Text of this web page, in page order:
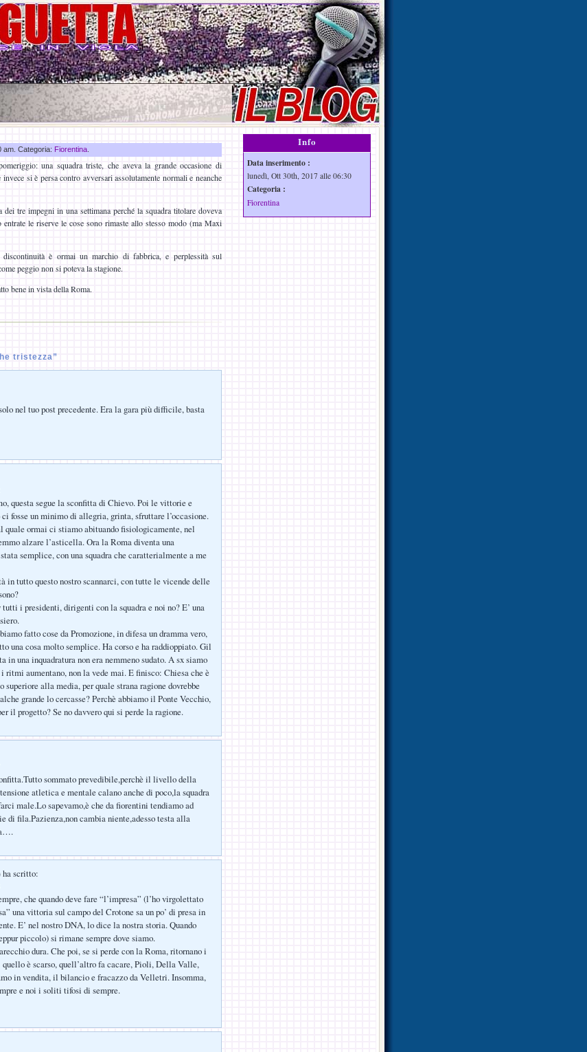
am. Categoria: Fiorentina
una squadra triste, che aveva la grande occasione di
si è persa contro avversari assolutamente normali e neanche
tre impegni in una settimana perché la squadra titolare doveva
entrate le riserve le cose sono rimaste allo stesso modo (ma Maxi
discontinuità è ormai un marchio di fabbrica, e perplessità sul
peggio non si poteva la stagione.
bene in vista della Roma.
tristezza”
nel tuo post precedente. Era la gara più difficile, basta
questa segue la sconfitta di Chievo. Poi le vittorie e
ci fosse un minimo di allegria, grinta, sfruttare l’occasione.
quale ormai ci stiamo abituando fisiologicamente, nel
alzare l’asticella. Ora la Roma diventa una
semplice, con una squadra che caratterialmente a me
in tutto questo nostro scannarci, con tutte le vicende delle
i presidenti, dirigenti con la squadra e noi no? E’ una
fatto cose da Promozione, in difesa un dramma vero,
una cosa molto semplice. Ha corso e ha raddioppiato. Gil
una inquadratura non era nemmeno sudato. A sx siamo
ritmi aumentano, non la vede mai. E finisco: Chiesa che è
superiore alla media, per quale strana ragione dovrebbe
grande lo cercasse? Perchè abbiamo il Ponte Vecchio,
il progetto? Se no davvero qui si perde la ragione.
sommato prevedibile,perchè il livello della
atletica e mentale calano anche di poco,la squadra
male.Lo sapevamo,è che da fiorentini tendiamo ad
di fila.Pazienza,non cambia niente,adesso testa alla
ha scritto:
che quando deve fare “l’impresa” (l’ho virgolettato
una vittoria sul campo del Crotone sa un po’ di presa in
E’ nel nostro DNA, lo dice la nostra storia. Quando
piccolo) si rimane sempre dove siamo.
dura. Che poi, se si perde con la Roma, ritornano i
è scarso, quell’altro fa cacare, Pioli, Della Valle,
in vendita, il bilancio e fracazzo da Velletri. Insomma,
e noi i soliti tifosi di sempre.
Info
Data inserimento :
lunedì, Ott 30th, 2017 alle 06:30
Categoria :
Fiorentina